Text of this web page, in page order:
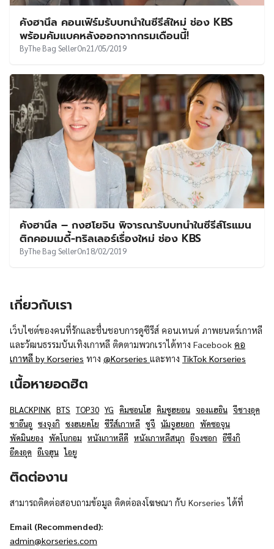
คังฮานึล คอนเฟิร์มรับบทนำในซีรีส์ใหม่ ช่อง KBS
พร้อมคัมแบคหลังออกจากกรมเดือนนี้!
ByThe Bag SellerOn21/05/2019
คังฮานึล – กงฮโยจิน พิจารณารับบทนำในซีรีส์โรแมน
ติกคอมเมดี้-ทริลเลอร์เรื่องใหม่ ช่อง KBS
ByThe Bag SellerOn18/02/2019
เกี่ยวกับเรา
เว็บไซต์ของคนที่รักและชื่นชอบการดูซีรีส์ คอนเทนต์ ภาพยนตร์เกาหลี
และวัฒนธรรมบันเทิงเกาหลี ติดตามพวกเราได้ทาง Facebook คอ
เกาหลี by Korseries ทาง @Korseries และทาง TikTok Korseries
เนื้อหายอดฮิต
BLACKPINK BTS TOP30 YG คิมซอนโฮ คิมซูฮยอน จองแฮอิน จีชางอุค
ชาอึนอู ซงจุงกิ ซงฮเยคโย ซีรีส์เกาหลี ซูจี นัมจูฮยอก พัคซอจุน
พัคมินยอง พัคโบกอม หนังเกาหลีดี หนังเกาหลีสนุก อีจงซอก อีซึงกิ
อีดงอุค อีเจฮุน ไอยู
ติดต่องาน
สามารถติดต่อสอบถามข้อมูล ติดต่อลงโฆษณา กับ Korseries ได้ที่
Email (Recommended):
admin@korseries.com